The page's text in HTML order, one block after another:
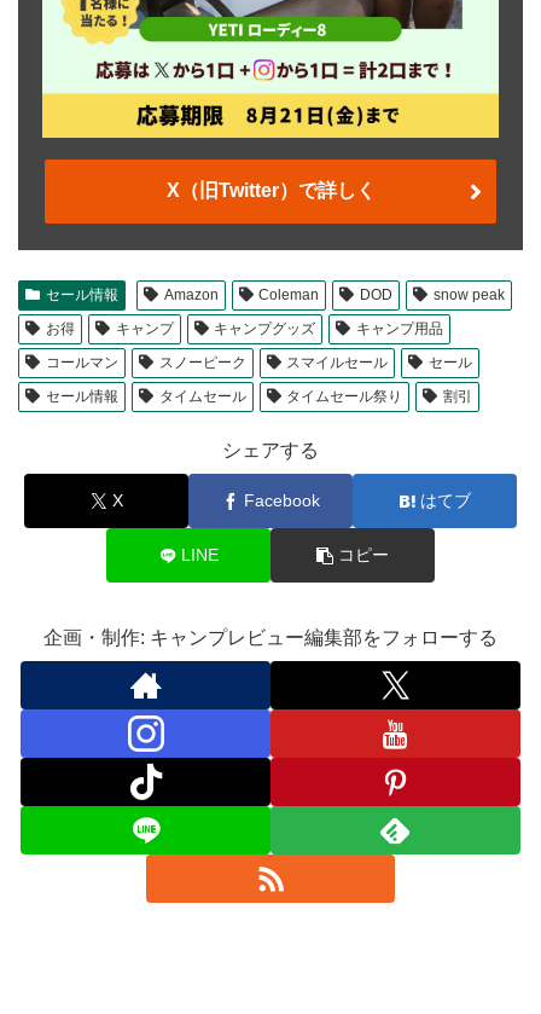
X（旧Twitter）で詳しく
セール情報 Amazon Coleman DOD
snow peak
お得
キャンプ キャンプグッズ
キャンプ用品
コールマン
スノーピーク スマイルセール
セール
セール情報
タイムセール タイムセール祭り 割引
シェアする
X Facebook はてブ
LINE コピー
企画・制作: キャンプレビュー編集部をフォローする